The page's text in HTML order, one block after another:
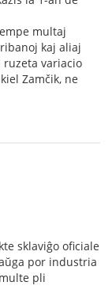
multaj
kaj aliaj
ruzeta variacio
Zamčik, ne
sklaviĝo oficiale
por industria
pli